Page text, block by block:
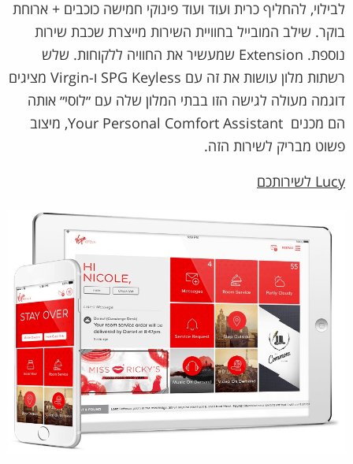
לבילוי, להחליף כרית ועוד ועוד פינוקי חמישה כוכבים + ארוחת
בוקר. שילב המובייל בחוויית השירות מייצרת שכבת שירות
נוספת. Extension שמעשיר את החוויה ללקוחות. שלש
רשתות מלון עושות את זה עם SPG Keyless ו-Virgin מציגים
דוגמה מעולה לגישה הזו בבתי המלון שלה עם ״לוסי״ אותה
הם מכנים Your Personal Comfort Assistant, מיצוב
פשוט מבריק לשירות הזה.
Lucy לשירותכם